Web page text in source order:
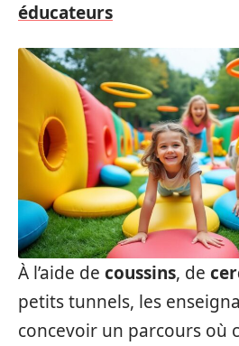
éducateurs
À l’aide de coussins, de
petits tunnels, les
concevoir un parcours où